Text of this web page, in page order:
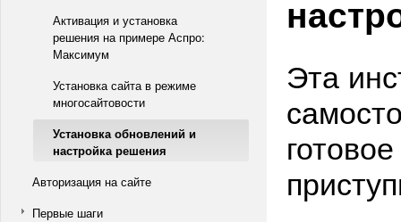
Активация и установка
решения на примере Аспро:
Максимум
Установка сайта в режиме
многосайтовости
Установка обновлений и
настройка решения
Авторизация на сайте
Первые шаги
Эта